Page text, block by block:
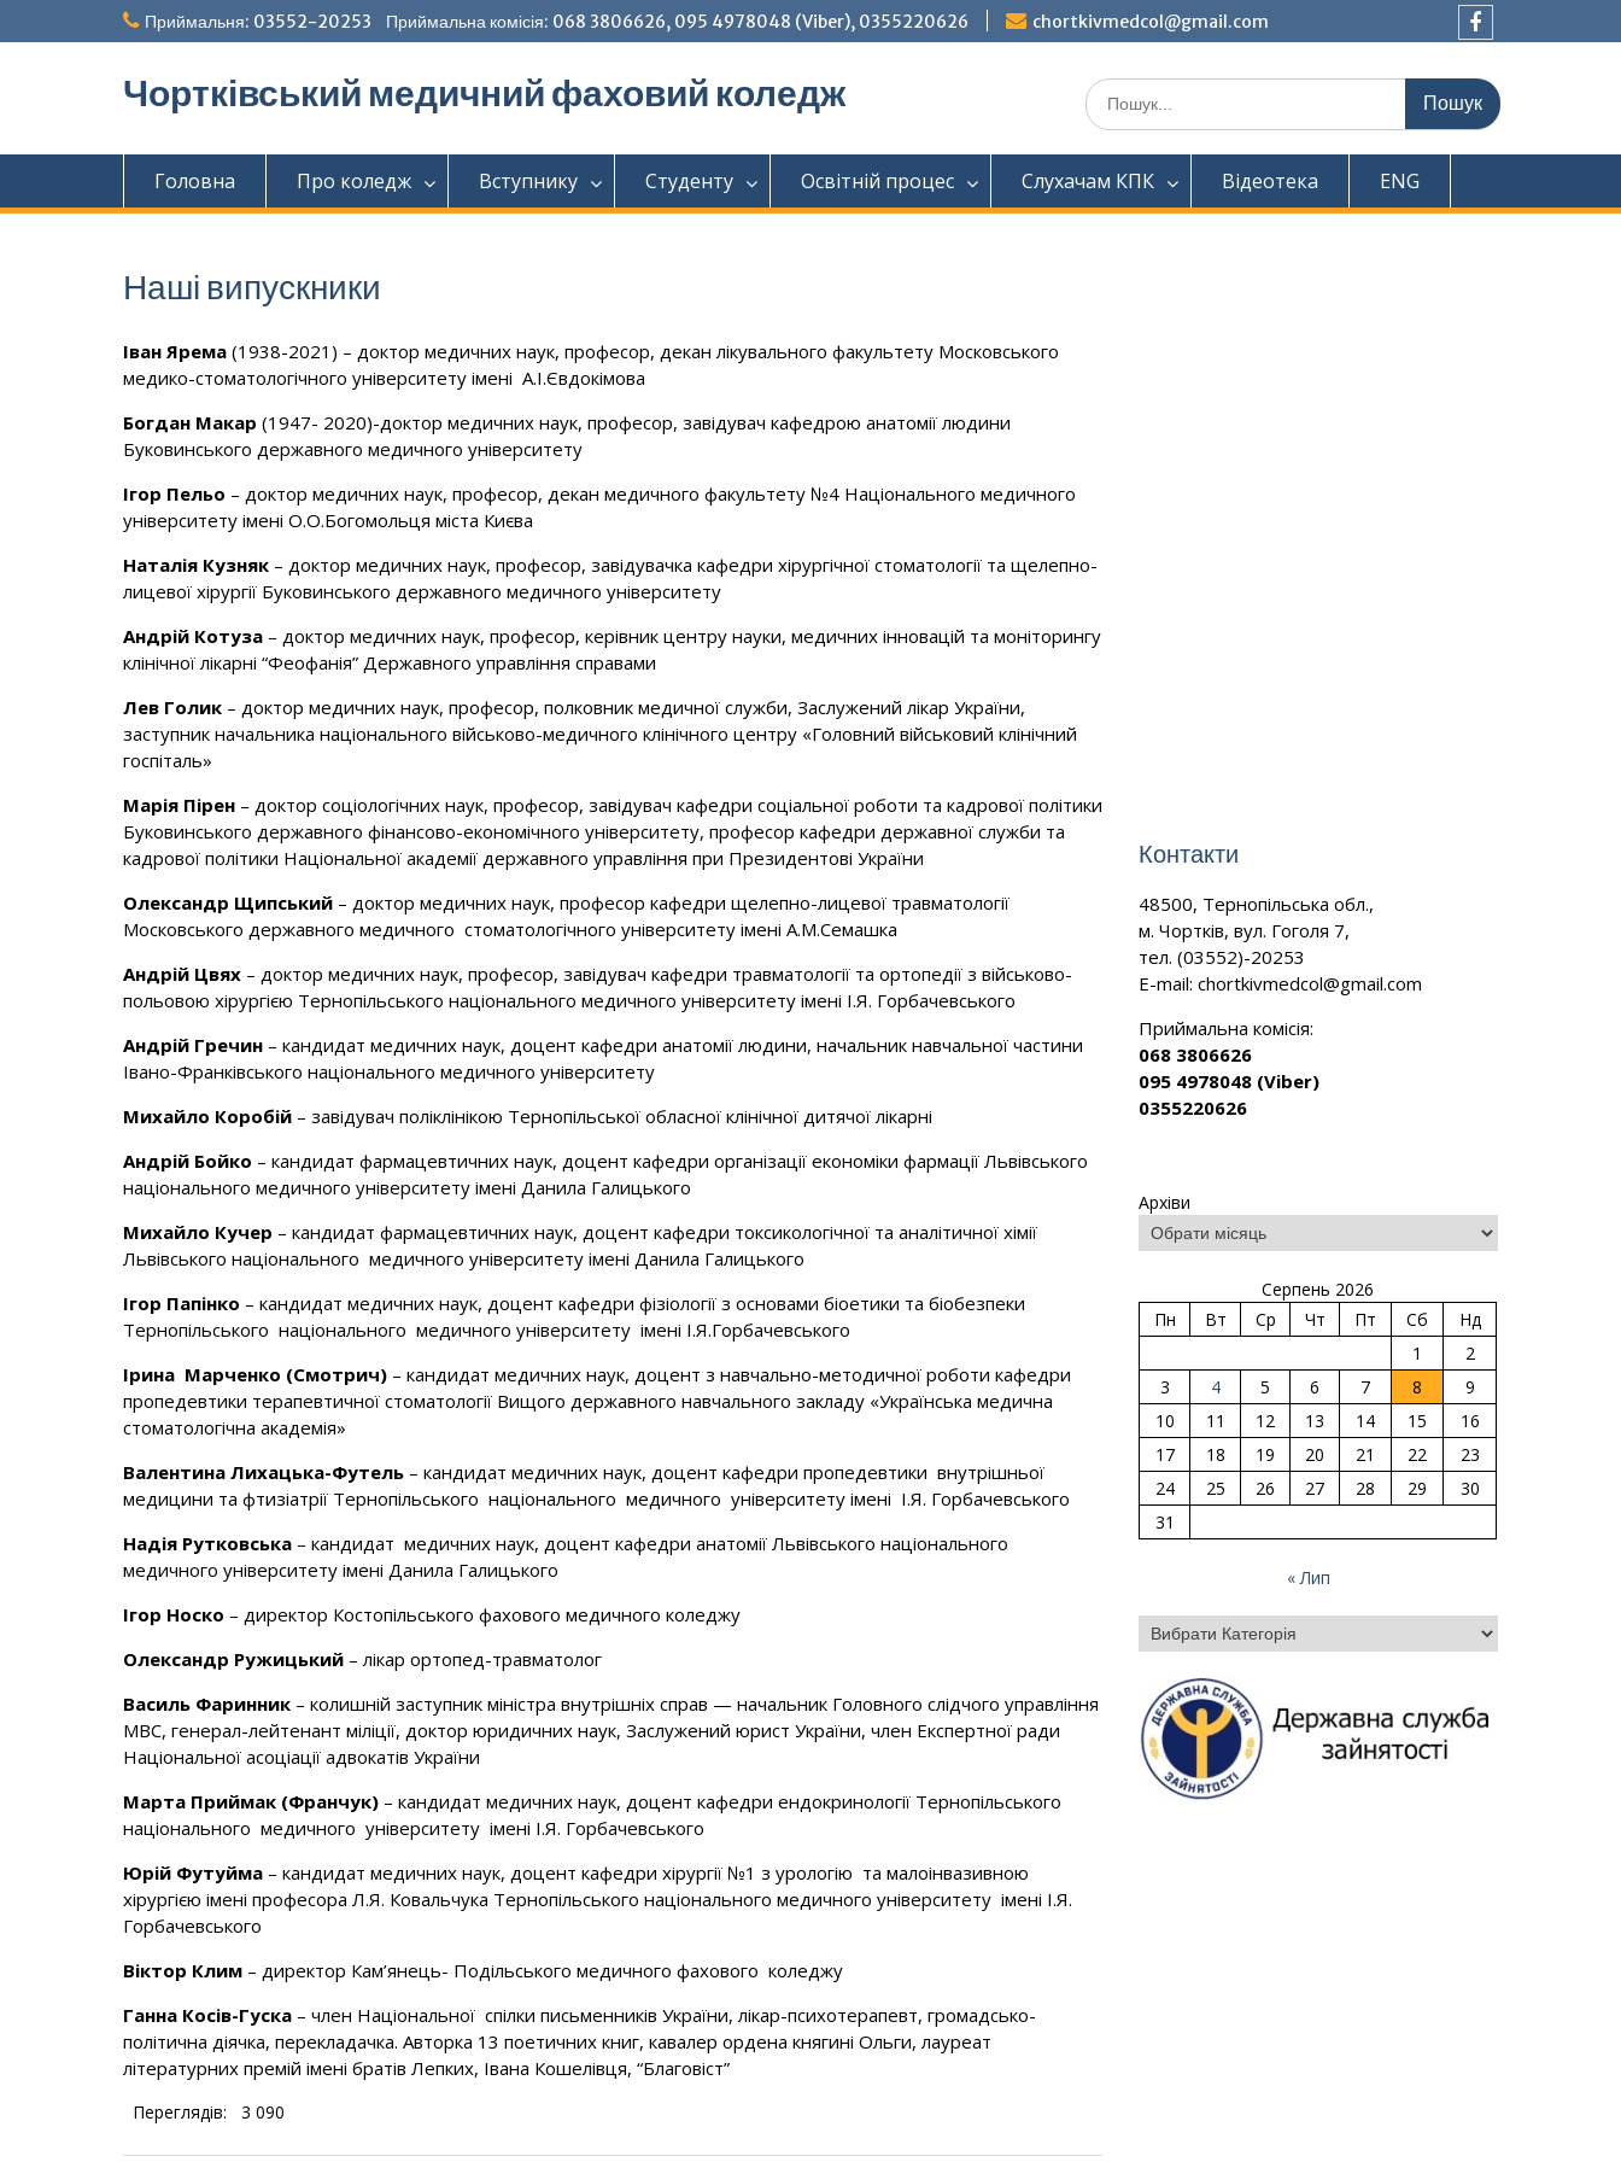
до
Приймальня: 03552-20253 Приймальна комісія: 068 3806626, 095 4978048 (Viber), 0355220626
chortkivmedcol@gmail.com
Чортківський медичний фаховий коледж Шукати:
Головна Про коледж Вступнику Студенту Освітній процес Слухачам КПК Відеотека ENG
Наші випускники
Іван Ярема (1938-2021) – доктор медичних наук, професор, декан лікувального факультету Московського
медико-стоматологічного університету імені А.І.Євдокімова
Богдан Макар (1947- 2020)-доктор медичних наук, професор, завідувач кафедрою анатомії людини
Буковинського державного медичного університету
Ігор Пельо – доктор медичних наук, професор, декан медичного факультету №4 Національного медичного
університету імені О.О.Богомольця міста Києва
Наталія Кузняк – доктор медичних наук, професор, завідувачка кафедри хірургічної стоматології та щелепно-
лицевої хірургії Буковинського державного медичного університету
Андрій Котуза – доктор медичних наук, професор, керівник центру науки, медичних інновацій та моніторингу
клінічної лікарні “Феофанія” Державного управління справами
Лев Голик – доктор медичних наук, професор, полковник медичної служби, Заслужений лікар України,
заступник начальника національного військово-медичного клінічного центру «Головний військовий клінічний
госпіталь»
Марія Пірен – доктор соціологічних наук, професор, завідувач кафедри соціальної роботи та кадрової політики
Буковинського державного фінансово-економічного університету, професор кафедри державної служби та
кадрової політики Національної академії державного управління при Президентові України
Олександр Щипський – доктор медичних наук, професор кафедри щелепно-лицевої травматології
Московського державного медичного стоматологічного університету імені А.М.Семашка
Андрій Цвях – доктор медичних наук, професор, завідувач кафедри травматології та ортопедії з військово-
польовою хірургією Тернопільського національного медичного університету імені І.Я. Горбачевського
Андрій Гречин – кандидат медичних наук, доцент кафедри анатомії людини, начальник навчальної частини
Івано-Франківського національного медичного університету
Михайло Коробій – завідувач поліклінікою Тернопільської обласної клінічної дитячої лікарні
Андрій Бойко – кандидат фармацевтичних наук, доцент кафедри організації економіки фармації Львівського
національного медичного університету імені Данила Галицького
Михайло Кучер – кандидат фармацевтичних наук, доцент кафедри токсикологічної та аналітичної хімії
Львівського національного медичного університету імені Данила Галицького
Ігор Папінко – кандидат медичних наук, доцент кафедри фізіології з основами біоетики та біобезпеки
Тернопільського національного медичного університету імені І.Я.Горбачевського
Ірина Марченко (Смотрич) – кандидат медичних наук, доцент з навчально-методичної роботи кафедри
пропедевтики терапевтичної стоматології Вищого державного навчального закладу «Українська медична
стоматологічна академія»
Валентина Лихацька-Футель – кандидат медичних наук, доцент кафедри пропедевтики внутрішньої
медицини та фтизіатрії Тернопільського національного медичного університету імені І.Я. Горбачевського
Надія Рутковська – кандидат медичних наук, доцент кафедри анатомії Львівського національного
медичного університету імені Данила Галицького
Ігор Носко – директор Костопільського фахового медичного коледжу
Олександр Ружицький – лікар ортопед-травматолог
Василь Фаринник – колишній заступник міністра внутрішніх справ — начальник Головного слідчого управління
МВС, генерал-лейтенант міліції, доктор юридичних наук, Заслужений юрист України, член Експертної ради
Національної асоціації адвокатів України
Марта Приймак (Франчук) – кандидат медичних наук, доцент кафедри ендокринології Тернопільського
національного медичного університету імені І.Я. Горбачевського
Юрій Футуйма – кандидат медичних наук, доцент кафедри хірургії №1 з урологію та малоінвазивною
хірургією імені професора Л.Я. Ковальчука Тернопільського національного медичного університету імені І.Я.
Горбачевського
Віктор Клим – директор Кам’янець- Подільського медичного фахового коледжу
Ганна Косів-Гуска – член Національної спілки письменників України, лікар-психотерапевт, громадсько-
політична діячка, перекладачка. Авторка 13 поетичних книг, кавалер ордена княгині Ольги, лауреат
літературних премій імені братів Лепких, Івана Кошелівця, “Благовіст”
Переглядів: 3 090
Контакти
48500, Тернопільська обл.,
м. Чортків, вул. Гоголя 7,
тел. (03552)-20253
E-mail:chortkivmedcol@gmail.com
Приймальна комісія:
068 3806626
095 4978048 (Viber)
0355220626
Архіви
Серпень 2026
Пн
Вт Ср Чт Пт Сб
Нд
1
2
3
4 5 6 7 8
9
10
11 12 13 14 15
16
17
18 19 20 21 22
23
24
25 26 27 28 29
30
31
« Лип
Категорії